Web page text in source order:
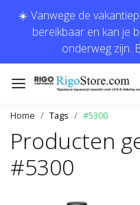
☀️ Vanwege de
bereikbaar en kan je
onderweg zijn.
Home Tags #5300
Producten
#5300